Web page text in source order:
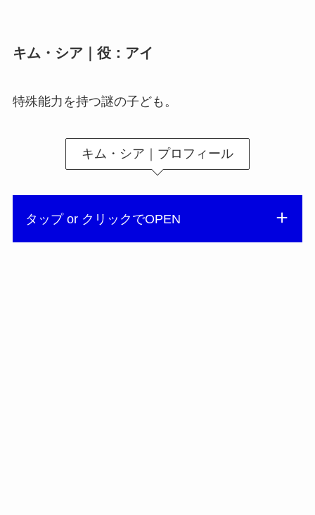
キム・シア｜役：アイ
特殊能力を持つ謎の子ども。
キム・シア｜プロフィール
タップ or クリックでOPEN